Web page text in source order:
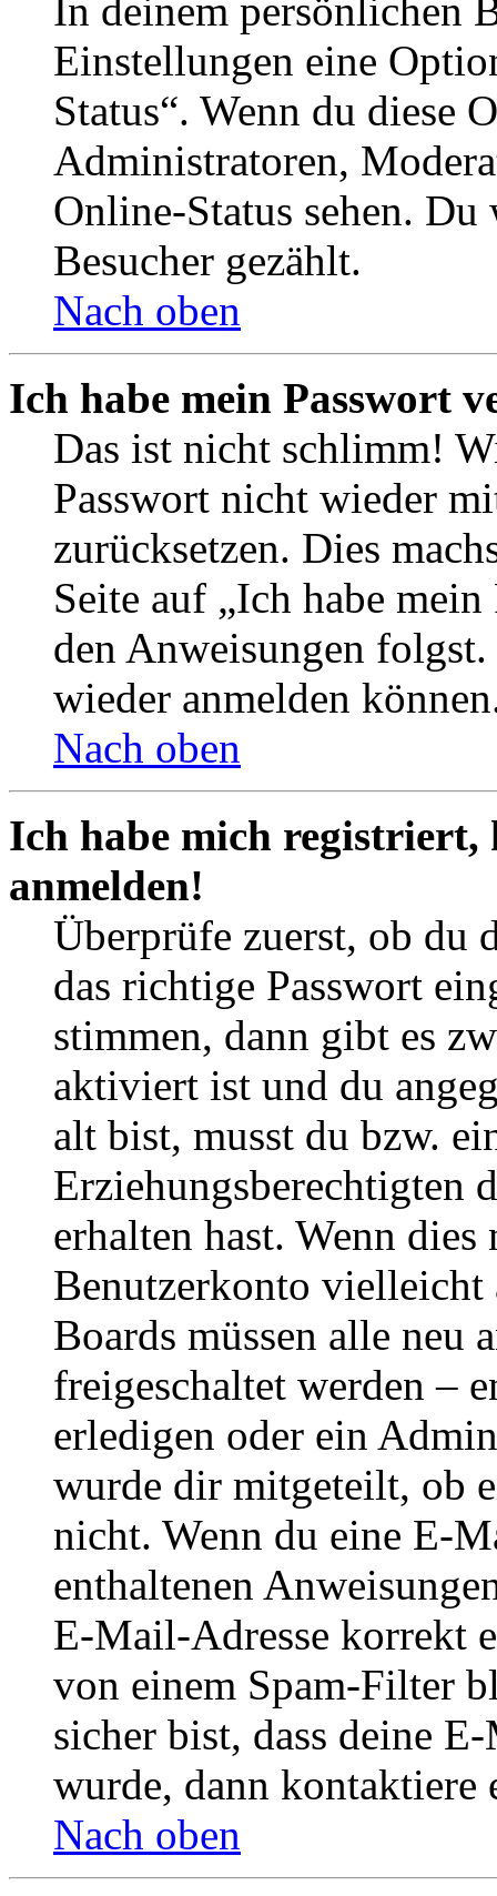
In deinem persönlichen
Einstellungen eine
Status“. Wenn du diese
Administratoren,
Online-Status sehen.
Besucher gezählt.
Nach oben
Ich habe mein Passwort
Das ist nicht schlimm!
Passwort nicht wieder
zurücksetzen. Dies
Seite auf „Ich habe
den Anweisungen
wieder anmelden
Nach oben
Ich habe mich
anmelden!
Überprüfe zuerst, ob du
das richtige Passwort
stimmen, dann gibt es
aktiviert ist und du
alt bist, musst du bzw.
Erziehungsberechtigten
erhalten hast. Wenn
Benutzerkonto
Boards müssen alle neu
freigeschaltet werden –
erledigen oder ein
wurde dir mitgeteilt, ob
nicht. Wenn du eine E-
enthaltenen
E-Mail-Adresse korrekt
von einem Spam-Filter
sicher bist, dass deine
wurde, dann kontaktiere
Nach oben